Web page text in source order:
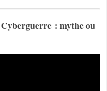
: mythe ou